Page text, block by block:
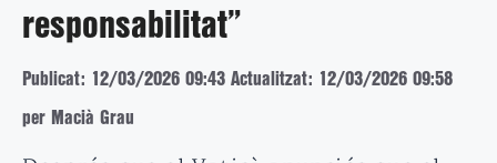
responsabilitat”
Publicat: 12/03/2026 09:43 Actualitzat: 12/03/2026 09:58
per Macià Grau